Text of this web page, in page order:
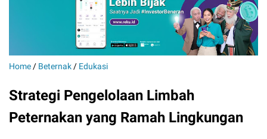
Home / Beternak / Edukasi
Strategi Pengelolaan Limbah
Peternakan yang Ramah Lingkungan